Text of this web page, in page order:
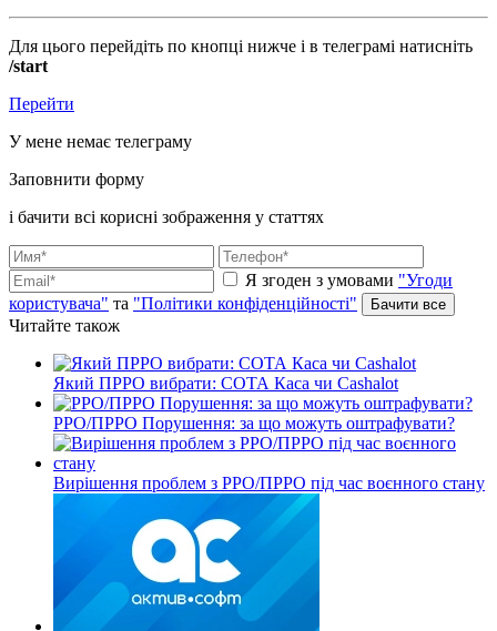
Для цього перейдіть по кнопці нижче і в телеграмі натисніть
/start
Перейти
У мене немає телеграму
Заповнити форму
і бачити всі корисні зображення у статтях
Я згоден з умовами "Угоди
користувача" та "Політики конфіденційності"
Читайте також
Який ПРРО вибрати: СОТА Каса чи Cashalot
РРО/ПРРО Порушення: за що можуть оштрафувати?
Вирішення проблем з РРО/ПРРО під час воєнного стану